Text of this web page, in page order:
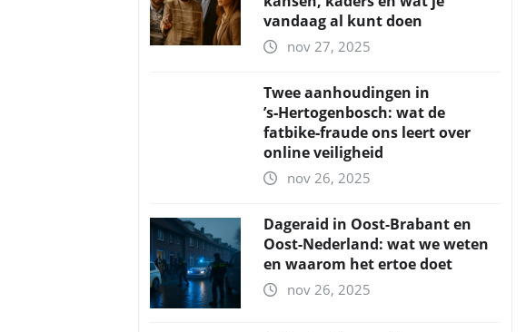
vandaag al kunt doen
nov 27, 2025
Twee aanhoudingen in
’s‑Hertogenbosch: wat de
fatbike‑fraude ons leert over
online veiligheid
nov 26, 2025
Dageraid in Oost-Brabant en
Oost-Nederland: wat we weten
en waarom het ertoe doet
nov 26, 2025